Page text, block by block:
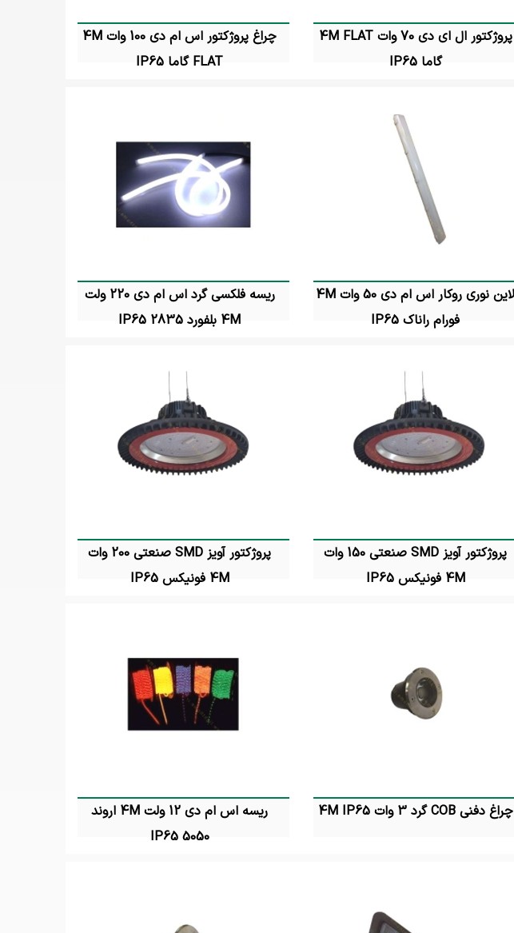
پروژکتور ال ای دی 70 وات 4M FLAT
گاما IP65
چراغ پروژکتور اس ام دی 100 وات 4M
FLAT گاما IP65
لاین نوری روکار اس ام دی 50 وات 4M
فورام راناک IP65
ریسه فلکسی گرد اس ام دی 220 ولت
4M بلفورد 2835 IP65
پروژکتور آویز SMD صنعتی 150 وات
4M فونیکس IP65
پروژکتور آویز SMD صنعتی 200 وات
4M فونیکس IP65
چراغ دفنی COB گرد 3 وات 4M IP65
ریسه اس ام دی 12 ولت 4M اروند
5050 IP65